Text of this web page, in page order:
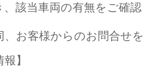
、該当車両の有無をご確
、お客様からのお問合せ
報】